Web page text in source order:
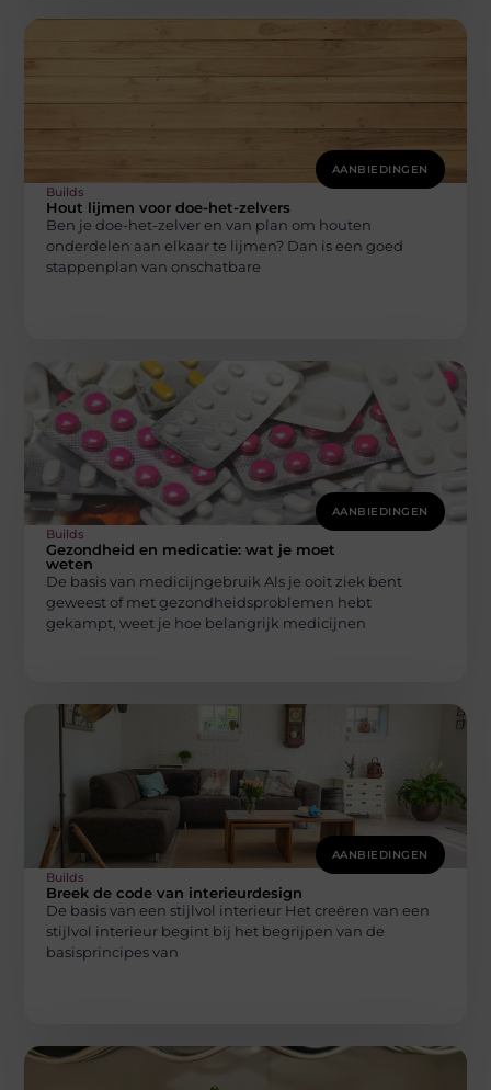
AANBIEDINGEN
Builds
Hout lijmen voor doe-het-zelvers
Ben je doe-het-zelver en van plan om houten
onderdelen aan elkaar te lijmen? Dan is een goed
stappenplan van onschatbare
AANBIEDINGEN
Builds
Gezondheid en medicatie: wat je moet
weten
De basis van medicijngebruik Als je ooit ziek bent
geweest of met gezondheidsproblemen hebt
gekampt, weet je hoe belangrijk medicijnen
AANBIEDINGEN
Builds
Breek de code van interieurdesign
De basis van een stijlvol interieur Het creëren van een
stijlvol interieur begint bij het begrijpen van de
basisprincipes van